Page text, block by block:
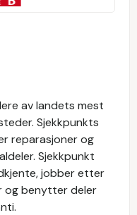
av landets mest
Sjekkpunkts
reparasjoner og
Sjekkpunkt
jobber etter
og benytter deler